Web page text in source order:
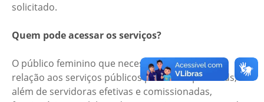
solicitado.
Quem pode acessar os serviços?
O público feminino que necessite de apoio em
relação aos serviços públicos prestados pela Seds,
além de servidoras efetivas e comissionadas,